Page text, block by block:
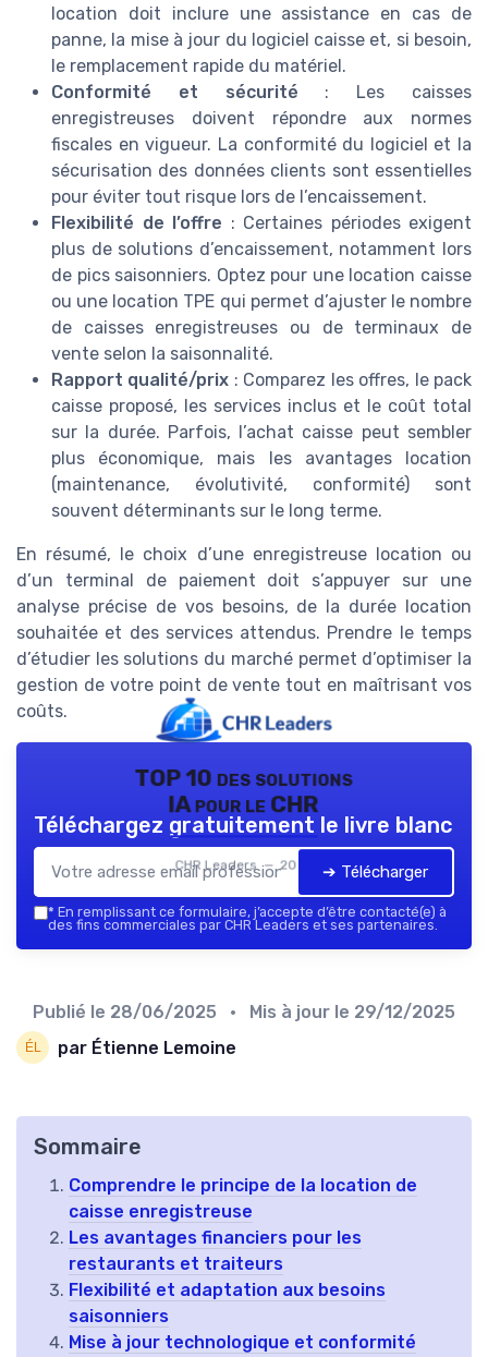
location doit inclure une assistance en cas de
panne, la mise à jour du logiciel caisse et, si besoin,
le remplacement rapide du matériel.
Conformité et sécurité : Les caisses
enregistreuses doivent répondre aux normes
fiscales en vigueur. La conformité du logiciel et la
sécurisation des données clients sont essentielles
pour éviter tout risque lors de l’encaissement.
Flexibilité de l’offre : Certaines périodes exigent
plus de solutions d’encaissement, notamment lors
de pics saisonniers. Optez pour une location caisse
ou une location TPE qui permet d’ajuster le nombre
de caisses enregistreuses ou de terminaux de
vente selon la saisonnalité.
Rapport qualité/prix : Comparez les offres, le pack
caisse proposé, les services inclus et le coût total
sur la durée. Parfois, l’achat caisse peut sembler
plus économique, mais les avantages location
(maintenance, évolutivité, conformité) sont
souvent déterminants sur le long terme.
En résumé, le choix d’une enregistreuse location ou
d’un terminal de paiement doit s’appuyer sur une
analyse précise de vos besoins, de la durée location
souhaitée et des services attendus. Prendre le temps
d’étudier les solutions du marché permet d’optimiser la
gestion de votre point de vente tout en maîtrisant vos
coûts.
TOP 10 des solutions
IA pour le CHR
CHR Leaders — 2026
Téléchargez gratuitement le livre blanc
➔ Télécharger
* En remplissant ce formulaire, j’accepte d’être contacté(e) à
des fins commerciales par CHR Leaders et ses partenaires.
Publié le 28/06/2025 • Mis à jour le 29/12/2025
par Étienne Lemoine
Sommaire
Comprendre le principe de la location de
caisse enregistreuse
Les avantages financiers pour les
restaurants et traiteurs
Flexibilité et adaptation aux besoins
saisonniers
Mise à jour technologique et conformité